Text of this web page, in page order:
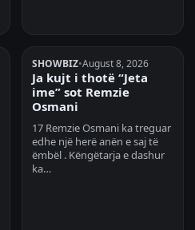
SHOWBIZ•August 8, 2026
Ja kujt i thotë “Jeta
ime” sot Remzie
Osmani
17 Remzie Osmani ka treguar
edhe një herë anën e saj të
ëmbël . Këngëtarja e dashur
ka…